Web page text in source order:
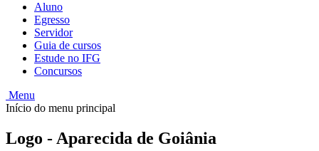
Aluno
Egresso
Servidor
Guia de cursos
Estude no IFG
Concursos
Menu
Início do menu principal
Logo - Aparecida de Goiânia